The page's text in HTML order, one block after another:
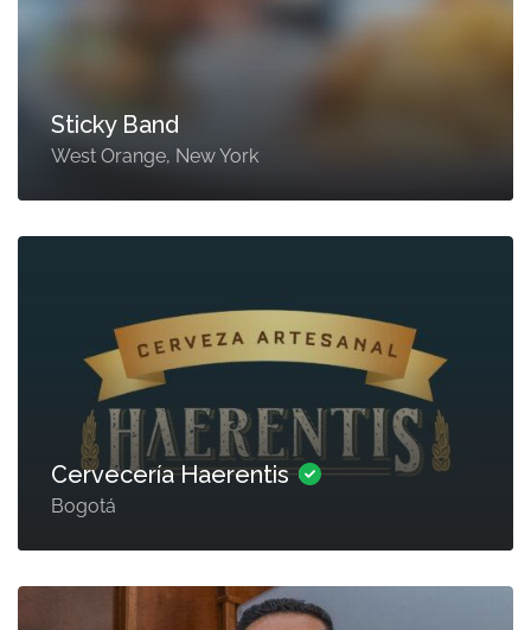
Sticky Band
West Orange, New York
Cervecería Haerentis
Bogotá